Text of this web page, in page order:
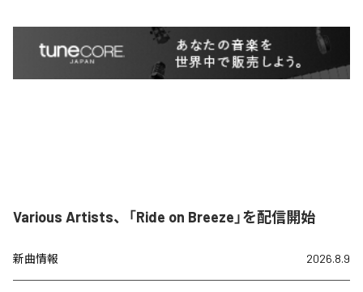
Various Artists、「Ride on Breeze」を配信開始
新曲情報 2026.8.9